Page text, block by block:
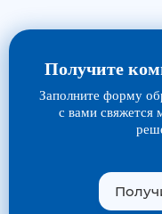
Получите
Заполните форму
с вами свяжется